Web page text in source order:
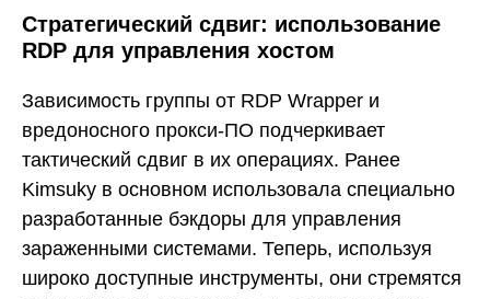
Стратегический сдвиг: использование
RDP для управления хостом
Зависимость группы от RDP Wrapper и
вредоносного прокси-ПО подчеркивает
тактический сдвиг в их операциях. Ранее
Kimsuky в основном использовала специально
разработанные бэкдоры для управления
зараженными системами. Теперь, используя
широко доступные инструменты, они стремятся